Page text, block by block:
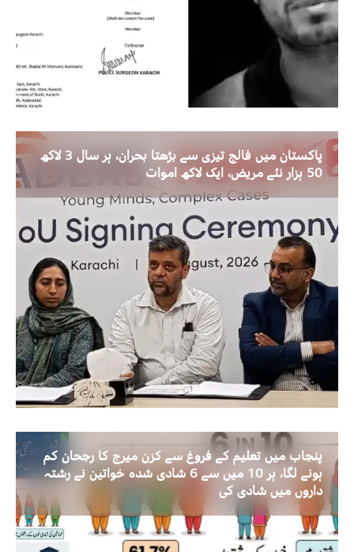
پاکستان میں فالج تیزی سے بڑھتا بحران، ہر سال 3 لاکھ
50 ہزار نئے مریض، ایک لاکھ اموات
پنجاب میں تعلیم کے فروغ سے کزن میرج کا رجحان کم
ہونے لگا، ہر 10 میں سے 6 شادی شدہ خواتین نے رشتہ
داروں میں شادی کی